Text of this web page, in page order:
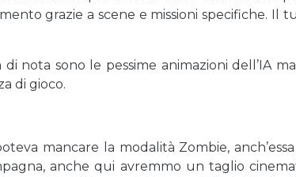
grazie a scene e missioni specifiche. Il
di nota sono le pessime animazioni dell’IA
di gioco.
mancare la modalità Zombie,
anche qui avremmo un taglio